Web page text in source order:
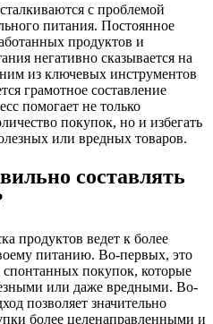
с проблемой
питания. Постоянное
продуктов и
негативно сказывается на
из ключевых инструментов
грамотное составление
помогает не только
покупок, но и избегать
или вредных товаров.
составлять
продуктов ведет к более
питанию. Во-первых, это
спонтанных покупок, которые
или даже вредными. Во-
позволяет значительно
более целенаправленными и